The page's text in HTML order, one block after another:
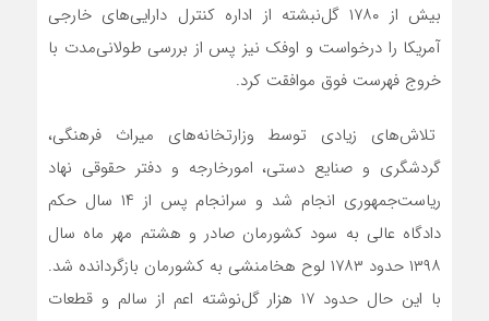
بیش از ۱۷۸۰ گل‌نبشته از اداره کنترل دارایی‌های خارجی
آمریکا را درخواست و اوفک نیز پس از بررسی طولانی‌مدت با
خروج فهرست فوق موافقت کرد.
تلاش‌های زیادی توسط وزارتخانه‌های میراث فرهنگی،
گردشگری و صنایع دستی، امورخارجه و دفتر حقوقی نهاد
ریاست‌جمهوری انجام شد و سرانجام پس از ۱۴ سال حکم
دادگاه عالی به سود کشورمان صادر و هشتم مهر ماه سال
۱۳۹۸ حدود ۱۷۸۳ لوح هخامنشی به کشورمان بازگردانده شد.
با این حال حدود ۱۷ هزار گل‌نوشته اعم از سالم و قطعات